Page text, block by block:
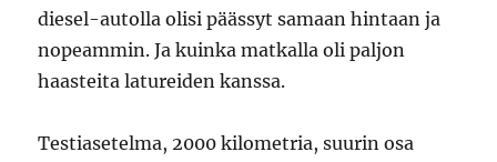
diesel-autolla olisi päässyt samaan hintaan ja
nopeammin. Ja kuinka matkalla oli paljon
haasteita latureiden kanssa.
Testiasetelma, 2000 kilometria, suurin osa